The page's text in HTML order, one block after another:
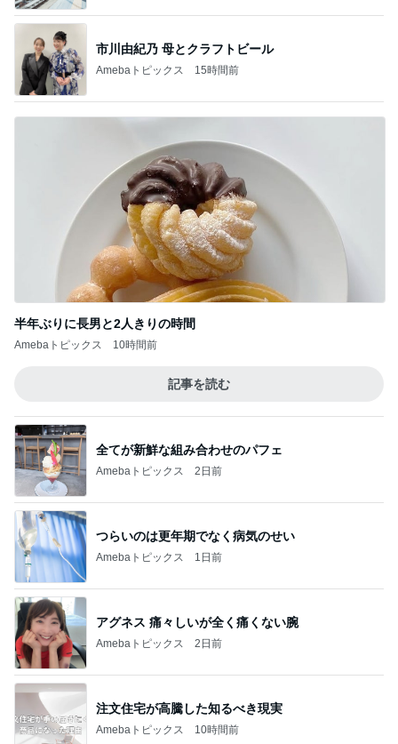
市川由紀乃 母とクラフトビール
Amebaトピックス 15時間前
半年ぶりに長男と2人きりの時間
Amebaトピックス 10時間前
記事を読む
全てが新鮮な組み合わせのパフェ
Amebaトピックス 2日前
つらいのは更年期でなく病気のせい
Amebaトピックス 1日前
アグネス 痛々しいが全く痛くない腕
Amebaトピックス 2日前
注文住宅が高騰した知るべき現実
Amebaトピックス 10時間前